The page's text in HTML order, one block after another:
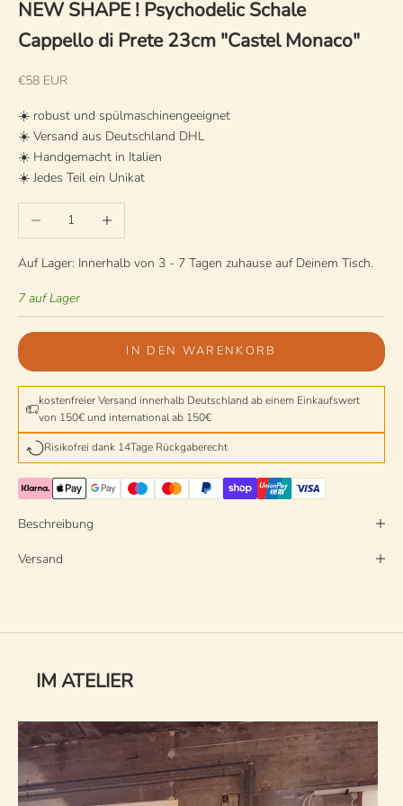
NEW SHAPE ! Psychodelic Schale
Cappello di Prete 23cm "Castel Monaco"
Angebot
€58 EUR
☀️ robust und spülmaschinengeeignet
☀️ Versand aus Deutschland DHL
☀️ Handgemacht in Italien
☀️ Jedes Teil ein Unikat
Anzahl verringernAnzahl erhöhen
Auf Lager: Innerhalb von 3 - 7 Tagen zuhause auf Deinem Tisch.
7 auf Lager
IN DEN WARENKORB
kostenfreier Versand innerhalb Deutschland ab einem Einkaufswert
von 150€ und international ab 150€
Risikofrei dank 14Tage Rückgaberecht
Beschreibung
Versand
IM ATELIER